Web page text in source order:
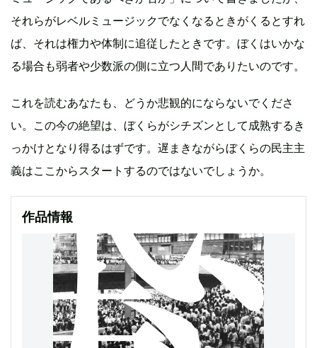
それらがレベルミュージックでなくなるときがくるとすれ
ば、それは権力や体制に追従したときです。ぼくはいかな
る場合も弱者や少数派の側に立つ人間でありたいのです。
これを読むあなたも、どうか悲観的にならないでくださ
い。この今の絶望は、ぼくらがシチズンとして成熟するき
っかけとなり得るはずです。遅まきながらぼくらの民主主
義はここからスタートするのではないでしょうか。
作品情報